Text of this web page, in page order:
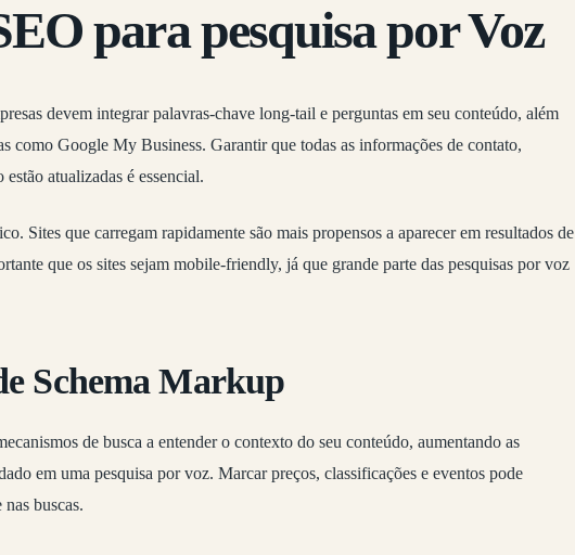
para pesquisa por Voz
devem integrar palavras-chave long-tail e perguntas em seu conteúdo, além
como Google My Business. Garantir que todas as informações de contato,
atualizadas é essencial.
Sites que carregam rapidamente são mais propensos a aparecer em resultados de
que os sites sejam mobile-friendly, já que grande parte das pesquisas por voz
Schema Markup
de busca a entender o contexto do seu conteúdo, aumentando as
em uma pesquisa por voz. Marcar preços, classificações e eventos pode
buscas.